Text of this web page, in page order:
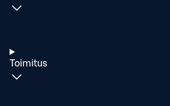
Toimitus